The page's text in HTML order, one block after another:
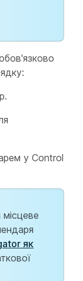
у Control
як